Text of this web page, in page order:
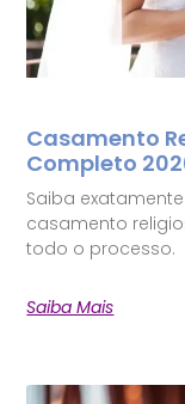
Casamento
Completo
Saiba
casamento
todo o processo.
Saiba Mais